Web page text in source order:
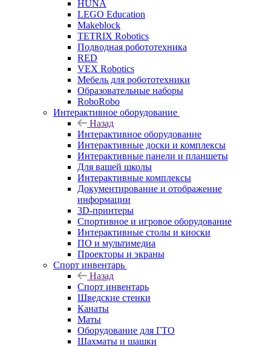
HUNA
LEGO Education
Makeblock
TETRIX Robotics
Подводная робототехника
RED
VEX Robotics
Мебель для робототехники
Образовательные наборы
RoboRobo
Интерактивное оборудование
Назад
Интерактивное оборудование
Интерактивные доски и комплексы
Интерактивные панели и планшеты
Для вашей школы
Интерактивные комплексы
Документирование и отображение
информации
3D-принтеры
Спортивное и игровое оборудование
Интерактивные столы и киоски
ПО и мультимедиа
Проекторы и экраны
Спорт инвентарь
Назад
Спорт инвентарь
Шведские стенки
Канаты
Маты
Оборудование для ГТО
Шахматы и шашки